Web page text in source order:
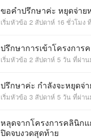
ขอคำปรึกษาค่ะ หยุดจ่าย
เริ่มหัวข้อ 2 สัปดาห์ 16 ชั่วโมง
ปรึกษาการเข้าโครงการ
เริ่มหัวข้อ 2 สัปดาห์ 5 วัน ที่ผ่า
ปรึกษาค่ะ กำลังจะหยุดจ่า
เริ่มหัวข้อ 3 สัปดาห์ 5 วัน ที่ผ่า
หลุดจากโครงการคลินิก
ปิดจบงวดสุดท้าย